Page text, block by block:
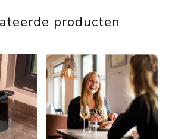
producten